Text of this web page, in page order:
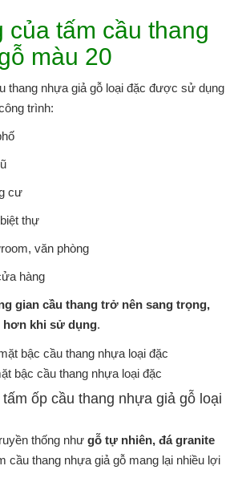
của tấm cầu thang
màu 20
thang nhựa giả gỗ loại đặc được sử dụng
trình:
cư
thự
văn phòng
hàng
gian cầu thang trở nên sang trọng,
hơn khi sử dụng.
bậc cầu thang nhựa loại đặc
ốp cầu thang nhựa giả gỗ loại
thống như gỗ tự nhiên, đá granite
cầu thang nhựa giả gỗ mang lại nhiều lợi